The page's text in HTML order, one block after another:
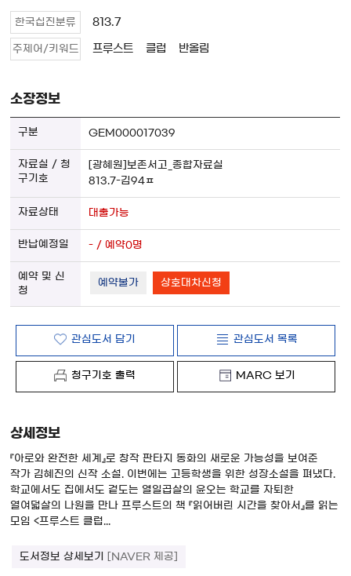
한국십진분류 813.7
주제어/키워드 프루스트 클럽 반올림
소장정보
GEM000017039
[광혜원]보존서고_종합자료실
813.7-김94ㅍ
대출가능
- / 예약0명
예약불가 상호대차신청
관심도서 담기 관심도서 목록
청구기호 출력 MARC 보기
상세정보
『아로와 완전한 세계』로 창작 판타지 동화의 새로운 가능성을 보여준
작가 김혜진의 신작 소설. 이번에는 고등학생을 위한 성장소설을 펴냈다.
학교에서도 집에서도 겉도는 열일곱살의 윤오는 학교를 자퇴한
열여덟살의 나원을 만나 프루스트의 책 『읽어버린 시간을 찾아서』를 읽는
모임 <프루스트 클럽...
도서정보 상세보기 [NAVER 제공]